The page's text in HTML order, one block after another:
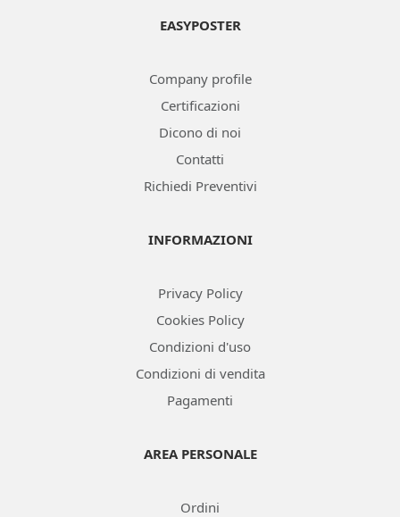
EASYPOSTER
Company profile
Certificazioni
Dicono di noi
Contatti
Richiedi Preventivi
INFORMAZIONI
Privacy Policy
Cookies Policy
Condizioni d'uso
Condizioni di vendita
Pagamenti
AREA PERSONALE
Ordini